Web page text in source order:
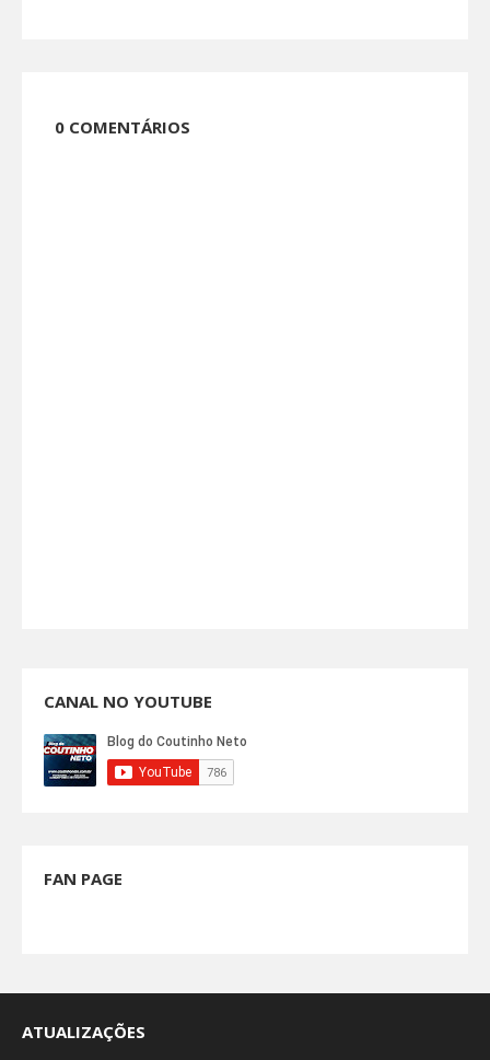
0 COMENTÁRIOS
CANAL NO YOUTUBE
FAN PAGE
ATUALIZAÇÕES